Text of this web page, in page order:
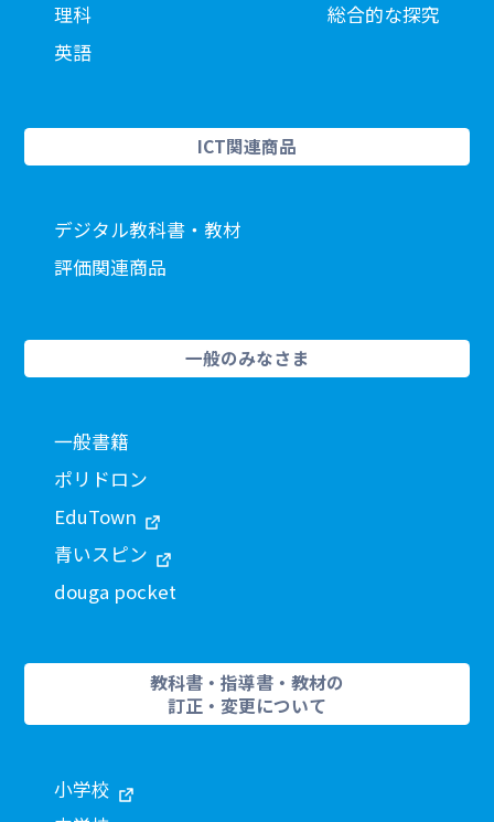
理科
英語
総合的な探究
ICT関連商品
デジタル教科書・教材
評価関連商品
一般のみなさま
一般書籍
ポリドロン
EduTown
青いスピン
douga pocket
教科書・指導書・教材の
訂正・変更について
小学校